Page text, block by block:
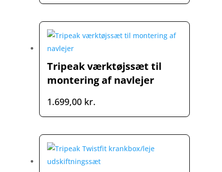
Tripeak værktøjssæt til
montering af navlejer
1.699,00 kr.